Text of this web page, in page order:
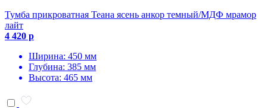
Тумба прикроватная Теана ясень анкор темный/МДФ мрамор
лайт
4 420 р
Ширина: 450 мм
Глубина: 385 мм
Высота: 465 мм